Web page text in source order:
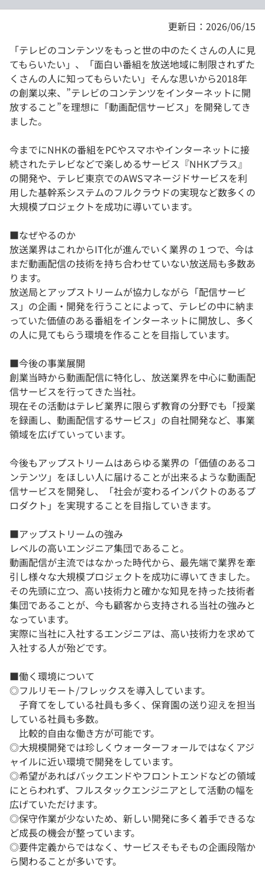
更新日：2026/06/15
「テレビのコンテンツをもっと世の中のたくさんの人に見
てもらいたい」、「面白い番組を放送地域に制限されずた
くさんの人に知ってもらいたい」そんな思いから2018年
の創業以来、”テレビのコンテンツをインターネットに開
放すること”を理想に「動画配信サービス」を開発してき
ました。
今までにNHKの番組をPCやスマホやインターネットに接
続されたテレビなどで楽しめるサービス『NHKプラス』
の開発や、テレビ東京でのAWSマネージドサービスを利
用した基幹系システムのフルクラウドの実現など数多くの
大規模プロジェクトを成功に導いています。
■なぜやるのか
放送業界はこれからIT化が進んでいく業界の１つで、今は
まだ動画配信の技術を持ち合わせていない放送局も多数あ
ります。
放送局とアップストリームが協力しながら「配信サービ
ス」の企画・開発を行うことによって、テレビの中に納ま
っていた価値のある番組をインターネットに開放し、多く
の人に見てもらう環境を作ることを目指しています。
■今後の事業展開
創業当時から動画配信に特化し、放送業界を中心に動画配
信サービスを行ってきた当社。
現在その活動はテレビ業界に限らず教育の分野でも「授業
を録画し、動画配信するサービス」の自社開発など、事業
領域を広げていっています。
今後もアップストリームはあらゆる業界の「価値のあるコ
ンテンツ」をほしい人に届けることが出来るような動画配
信サービスを開発し、「社会が変わるインパクトのあるプ
ロダクト」を実現することを目指していきます。
■アップストリームの強み
レベルの高いエンジニア集団であること。
動画配信が主流ではなかった時代から、最先端で業界を牽
引し様々な大規模プロジェクトを成功に導いてきました。
その先頭に立つ、高い技術力と確かな知見を持った技術者
集団であることが、今も顧客から支持される当社の強みと
なっています。
実際に当社に入社するエンジニアは、高い技術力を求めて
入社する人が殆どです。
■働く環境について
◎フルリモート/フレックスを導入しています。
子育てをしている社員も多く、保育園の送り迎えを担当
している社員も多数。
比較的自由な働き方が可能です。
◎大規模開発では珍しくウォーターフォールではなくアジ
ャイルに近い環境で開発をしています。
◎希望があればバックエンドやフロントエンドなどの領域
にとらわれず、フルスタックエンジニアとして活動の幅を
広げていただけます。
◎保守作業が少ないため、新しい開発に多く着手できるな
ど成長の機会が整っています。
◎要件定義からではなく、サービスそもそもの企画段階か
ら関わることが多いです。